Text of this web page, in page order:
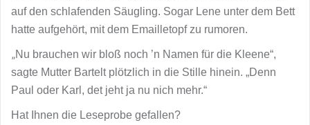
auf den schlafenden Säugling. Sogar Lene unter dem Bett
hatte aufgehört, mit dem Emailletopf zu rumoren.
„Nu brauchen wir bloß noch ’n Namen für die Kleene“,
sagte Mutter Bartelt plötzlich in die Stille hinein. „Denn
Paul oder Karl, det jeht ja nu nich mehr.“
Hat Ihnen die Leseprobe gefallen?